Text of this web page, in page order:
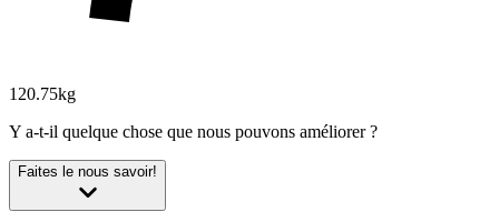
120.75kg
Y a-t-il quelque chose que nous pouvons améliorer ?
Faites le nous savoir!